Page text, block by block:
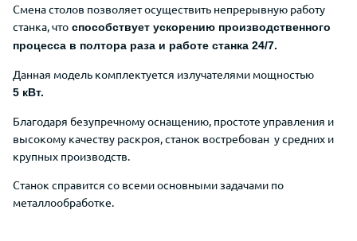
Смена столов позволяет осуществить непрерывную работу
станка, что способствует ускорению производственного
процесса в полтора раза и работе станка 24/7.
Данная модель комплектуется излучателями мощностью
5 кВт.
Благодаря безупречному оснащению, простоте управления и
высокому качеству раскроя, станок востребован у средних и
крупных производств.
Станок справится со всеми основными задачами по
металлообработке.